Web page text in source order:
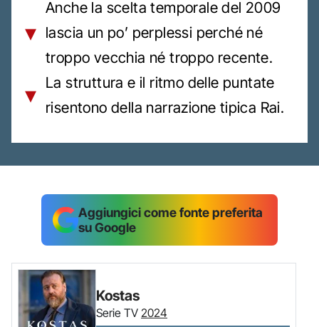
Anche la scelta temporale del 2009
lascia un po’ perplessi perché né
troppo vecchia né troppo recente.
La struttura e il ritmo delle puntate
risentono della narrazione tipica Rai.
Aggiungici come fonte preferita
su Google
Kostas
Serie TV 2024